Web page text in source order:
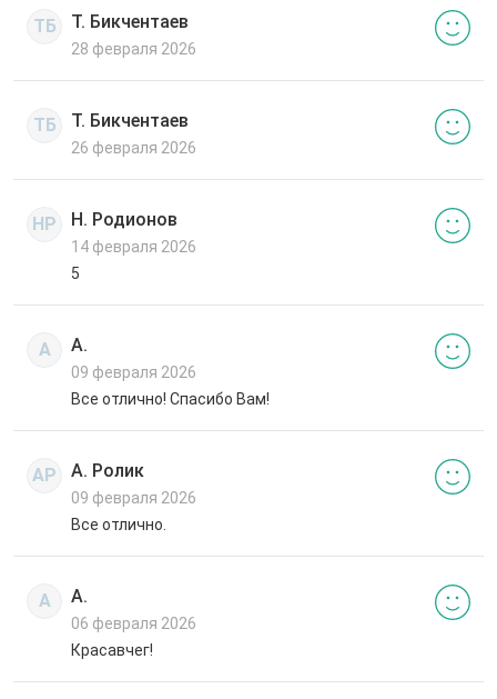
ТБ Т. Бикчентаев
28 февраля 2026
ТБ Т. Бикчентаев
26 февраля 2026
НР Н. Родионов
14 февраля 2026
5
А А.
09 февраля 2026
Все отлично! Спасибо Вам!
АР А. Ролик
09 февраля 2026
Все отлично.
А А.
06 февраля 2026
Красавчег!